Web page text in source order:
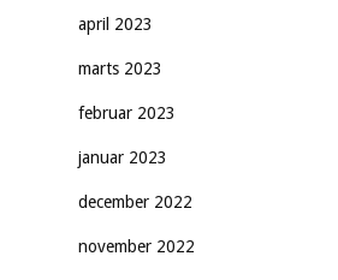
april 2023
marts 2023
februar 2023
januar 2023
december 2022
november 2022